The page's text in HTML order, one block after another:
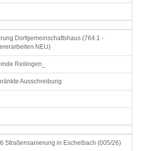
Dorfgemeinschaftshaus (764.1 -
NEU)
Reilingen_
Ausschreibung
Straßensanierung in Eschelbach (005/26)